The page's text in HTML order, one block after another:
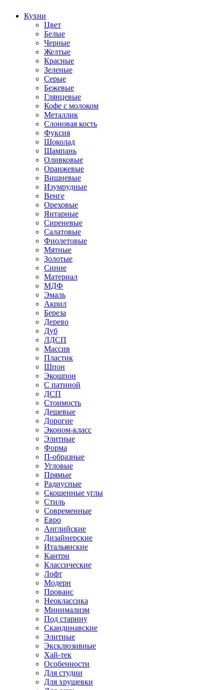
Кухни
Цвет
Белые
Черные
Желтые
Красные
Зеленые
Серые
Бежевые
Глянцевые
Кофе с молоком
Металлик
Слоновая кость
Фуксия
Шоколад
Шампань
Оливковые
Оранжевые
Вишневые
Изумрудные
Венге
Ореховые
Янтарные
Сиреневые
Салатовые
Фиолетовые
Мятные
Золотые
Синие
Материал
МДФ
Эмаль
Акрил
Береза
Дерево
Дуб
ЛДСП
Массив
Пластик
Шпон
Экошпон
С патиной
ДСП
Стоимость
Дешевые
Дорогие
Эконом-класс
Элитные
Форма
П-образные
Угловые
Прямые
Радиусные
Скошенные углы
Стиль
Современные
Евро
Английские
Дизайнерские
Итальянские
Кантри
Классические
Лофт
Модерн
Прованс
Неоклассика
Минимализм
Под старину
Скандинавские
Элитные
Эксклюзивные
Хай-тек
Особенности
Для студии
Для хрущевки